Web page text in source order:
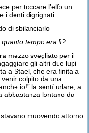
per toccare l’elfo un
i denti digrignati.
di sbilanciarlo
quanto tempo era lì?
mezzo svegliato per il
gli altri due lupi
a Stael, che era finita a
colpito da una
io!” la sentí urlare, a
abbastanza lontano da
muovendo attorno